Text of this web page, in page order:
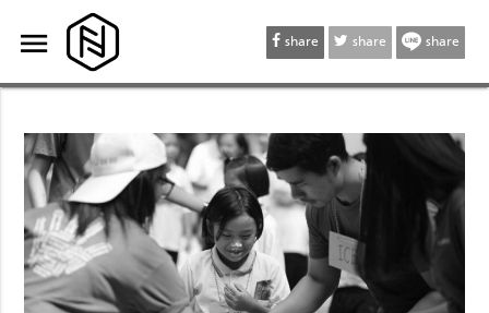
menu
menu share share share